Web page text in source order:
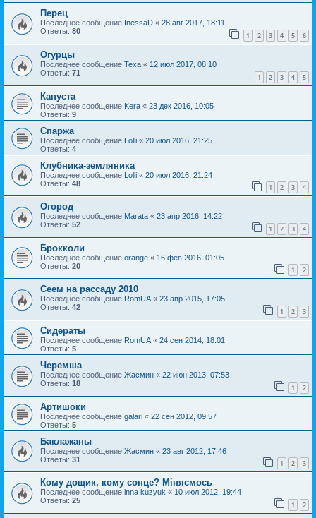
Перец
Последнее сообщение InessaD « 28 авг 2017, 18:11
Ответы: 80 1 2 3 4 5 6
Огурцы
Последнее сообщение Texa « 12 июл 2017, 08:10
Ответы: 71 1 2 3 4 5
Капуста
Последнее сообщение Kera « 23 дек 2016, 10:05
Ответы: 9
Спаржа
Последнее сообщение Lolli « 20 июл 2016, 21:25
Ответы: 4
Клубника-земляника
Последнее сообщение Lolli « 20 июл 2016, 21:24
Ответы: 48 1 2 3 4
Огород
Последнее сообщение Marata « 23 апр 2016, 14:22
Ответы: 52 1 2 3 4
Брокколи
Последнее сообщение orange « 16 фев 2016, 01:05
Ответы: 20 1 2
Сеем на рассаду 2010
Последнее сообщение RomUA« 23 апр 2015, 17:05
Ответы: 42 1 2 3
Сидераты
Последнее сообщение RomUA « 24 сен 2014, 18:01
Ответы: 5
Черемша
Последнее сообщение Жасмин « 22 июн 2013, 07:53
Ответы: 18 1 2
Артишоки
Последнее сообщение galari « 22 сен 2012, 09:57
Ответы: 5
Баклажаны
Последнее сообщение Жасмин « 23 авг 2012, 17:46
Ответы: 31 1 2 3
Кому дощик, кому сонце? Міняємось
Последнее сообщение inna kuzyuk « 10 июл 2012, 19:44
Ответы: 25 1 2